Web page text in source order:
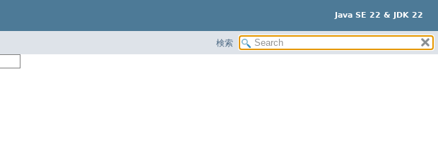
Java SE 22 & JDK 22
検索